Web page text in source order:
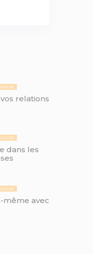
relations
dans les
même avec